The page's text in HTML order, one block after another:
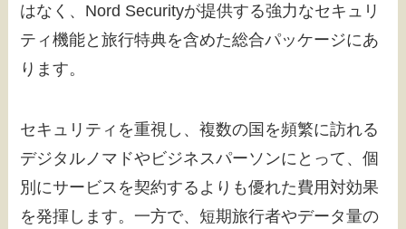
はなく、Nord Securityが提供する強力なセキュリ
ティ機能と旅行特典を含めた総合パッケージにあ
ります。
セキュリティを重視し、複数の国を頻繁に訪れる
デジタルノマドやビジネスパーソンにとって、個
別にサービスを契約するよりも優れた費用対効果
を発揮します。一方で、短期旅行者やデータ量の